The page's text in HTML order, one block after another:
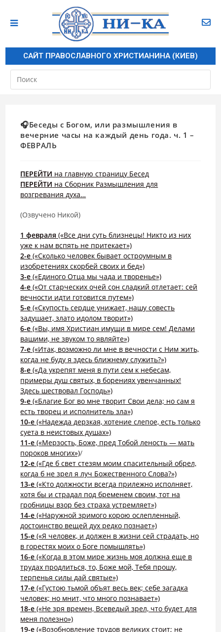
САЙТ ПРАВОСЛАВНОГО ХРИСТИАНИНА (КИЕВ)
🎧Беседы с Богом, или размышления в
вечерние часы на каждый день года. ч. 1 –
ФЕВРАЛЬ
ПЕРЕЙТИ на главную страницу Бесед
ПЕРЕЙТИ на Сборник Размышления для
возгревания духа…
(Озвучено Никой)
1 февраля («Все дни суть близнецы! Никто из них
уже к нам вспять не притекает»)
2-е («Сколько человек бывает остроумным в
изобретениях скорбей своих и бед»)
3-е («Единого Отца мы чада и творенье»)
4-е(«От старческих очей сон сладкий отлетает: сей
вечности идти готовится путем»)
5-е («Скупость сердце унижает, нашу совесть
задушает, злато идолом творит»)
6-е («Вы, имя Христиан имущи в мире сем! Делами
вашими, не звуком то являйте»)
7-е («Итак, возможно ли мне в вечности с Ним жить,
когда не буду я здесь ближнему служить?»)
8-е («Да укрепят меня в пути сем к небесам,
примеры душ святых, в борениях увенчанных!
Здесь шествовал Господь»)
9-е («Благие Бог во мне творит Свои дела; но сам я
есть творец и исполнитель зла»)
10-е(«Надежда дерзкая, хотение слепое, есть только
суета в неистовых душах»)
11-е(«Мерзость, Боже, пред Тобой леность — мать
пороков многих»)/
12-е(«Где б свет стезям моим спасительный обрел,
когда б не зрел я луч Божественного Слова?»)
13-е («Кто должности всегда прилежно исполняет,
хотя бы и страдал под бременем своим, тот на
гробницы взор без страха устремляет»)
14-е («Наружной зримого корою ослепленный,
достоинство вещей дух редко познает»)
15-е(«Я человек, и должен в жизни сей страдать, но
в горестях моих о Боге помышлять»)
16-е («Когда в этом мире жизнь моя должна еще в
трудах продлиться, то, Боже мой, Тебя прошу,
терпенья силы дай святые»)
17-е («Густою тьмой объят весь век; себе загадка
человек; но мнит, что много познавает»)
18-е («Не зря времен, Всеведый зрел, что будет для
меня полезно»)
19-е («Возобновление трудов великих стоит; не